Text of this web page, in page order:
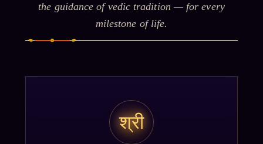
the guidance of vedic tradition — for every
milestone of life.
श्री